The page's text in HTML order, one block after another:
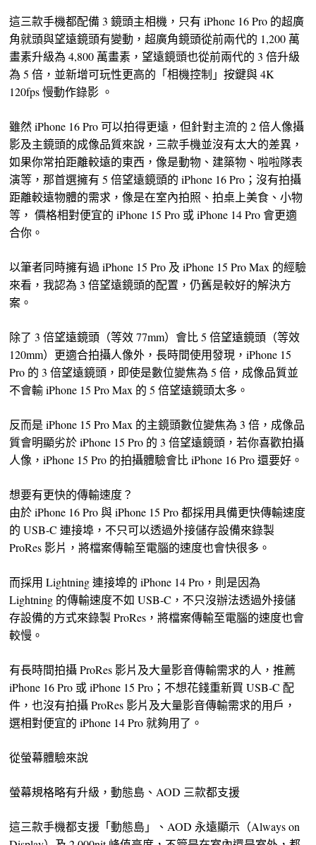
這三款手機都配備 3 鏡頭主相機，只有 iPhone 16 Pro 的超廣
角就頭與望遠鏡頭有變動，超廣角鏡頭從前兩代的 1,200 萬
畫素升級為 4,800 萬畫素，望遠鏡頭也從前兩代的 3 倍升級
為 5 倍，並新增可玩性更高的「相機控制」按鍵與 4K
120fps 慢動作錄影 。
雖然 iPhone 16 Pro 可以拍得更遠，但針對主流的 2 倍人像攝
影及主鏡頭的成像品質來說，三款手機並沒有太大的差異，
如果你常拍距離較遠的東西，像是動物、建築物、啦啦隊表
演等，那首選擁有 5 倍望遠鏡頭的 iPhone 16 Pro；沒有拍攝
距離較遠物體的需求，像是在室內拍照、拍桌上美食、小物
等， 價格相對便宜的 iPhone 15 Pro 或 iPhone 14 Pro 會更適
合你。
以筆者同時擁有過 iPhone 15 Pro 及 iPhone 15 Pro Max 的經驗
來看，我認為 3 倍望遠鏡頭的配置，仍舊是較好的解決方
案。
除了 3 倍望遠鏡頭（等效 77mm）會比 5 倍望遠鏡頭（等效
120mm）更適合拍攝人像外，長時間使用發現，iPhone 15
Pro 的 3 倍望遠鏡頭，即使是數位變焦為 5 倍，成像品質並
不會輸 iPhone 15 Pro Max 的 5 倍望遠鏡頭太多。
反而是 iPhone 15 Pro Max 的主鏡頭數位變焦為 3 倍，成像品
質會明顯劣於 iPhone 15 Pro 的 3 倍望遠鏡頭，若你喜歡拍攝
人像，iPhone 15 Pro 的拍攝體驗會比 iPhone 16 Pro 還要好。
想要有更快的傳輸速度？
由於 iPhone 16 Pro 與 iPhone 15 Pro 都採用具備更快傳輸速度
的 USB-C 連接埠，不只可以透過外接儲存設備來錄製
ProRes 影片，將檔案傳輸至電腦的速度也會快很多。
而採用 Lightning 連接埠的 iPhone 14 Pro，則是因為
Lightning 的傳輸速度不如 USB-C，不只沒辦法透過外接儲
存設備的方式來錄製 ProRes，將檔案傳輸至電腦的速度也會
較慢。
有長時間拍攝 ProRes 影片及大量影音傳輸需求的人，推薦
iPhone 16 Pro 或 iPhone 15 Pro；不想花錢重新買 USB-C 配
件，也沒有拍攝 ProRes 影片及大量影音傳輸需求的用戶，
選相對便宜的 iPhone 14 Pro 就夠用了。
從螢幕體驗來說
螢幕規格略有升級，動態島、AOD 三款都支援
這三款手機都支援「動態島」、AOD 永遠顯示（Always on